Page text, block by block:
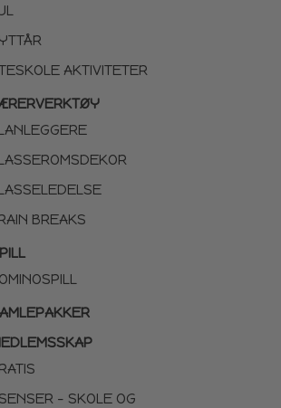
AKTIVITETER
BREAKS
– SKOLE OG